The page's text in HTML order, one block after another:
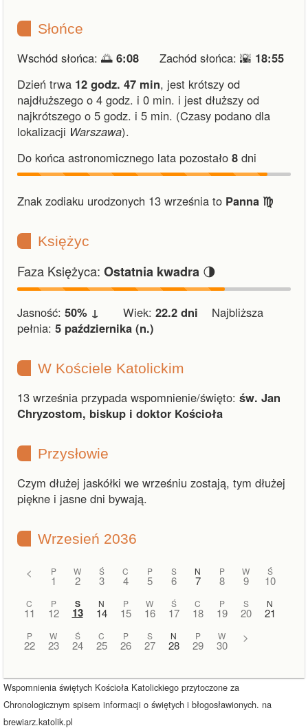
Słońce
Wschód słońca: 🌅 6:08 Zachód słońca: 🌇 18:55
Dzień trwa 12 godz. 47 min, jest krótszy od
najdłuższego o 4 godz. i 0 min. i jest dłuższy od
najkrótszego o 5 godz. i 5 min. (Czasy podano dla
lokalizacji Warszawa).
Do końca astronomicznego lata pozostało 8 dni
Znak zodiaku urodzonych 13 września to Panna ♍︎
Księżyc
Faza Księżyca: Ostatnia kwadra 🌗
Jasność: 50% ↓ Wiek: 22.2 dni Najbliższa
pełnia: 5 października (n.)
W Kościele Katolickim
13 września przypada wspomnienie/święto: św. Jan
Chryzostom, biskup i doktor Kościoła
Przysłowie
Czym dłużej jaskółki we wrześniu zostają, tym dłużej
piękne i jasne dni bywają.
Wrzesień 2036
< P
1
W
2
Ś
3
C
4
P
5
S
6
N
7
P
8
W
9
Ś
10
C
11
P
12
S
13
N
14
P
15
W
16
Ś
17
C
18
P
19
S
20
N
21
P
22
W
23
Ś
24
C
25
P
26
S
27
N
28
P
29
W
30
>
Wspomnienia świętych Kościoła Katolickiego przytoczone za
Chronologicznym spisem informacji o świętych i błogosławionych. na
brewiarz.katolik.pl